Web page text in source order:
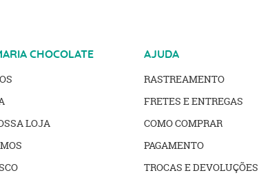
CHOCOLATE
LOJA
AJUDA
RASTREAMENTO
FRETES E ENTREGAS
COMO COMPRAR
PAGAMENTO
TROCAS E DEVOLUÇÕES